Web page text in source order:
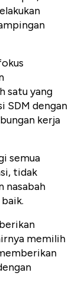
satu yang
SDM dengan
kerja
semua
tidak
nasabah
memilih